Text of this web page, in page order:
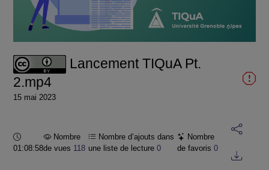
vidéo
Lancement TIQuA Pt.
2.mp4
15 mai 2023
Durée :
01:08:58
Nombre
de vues 118
Nombre d’ajouts dans
une liste de lecture0
Nombre
de favoris0